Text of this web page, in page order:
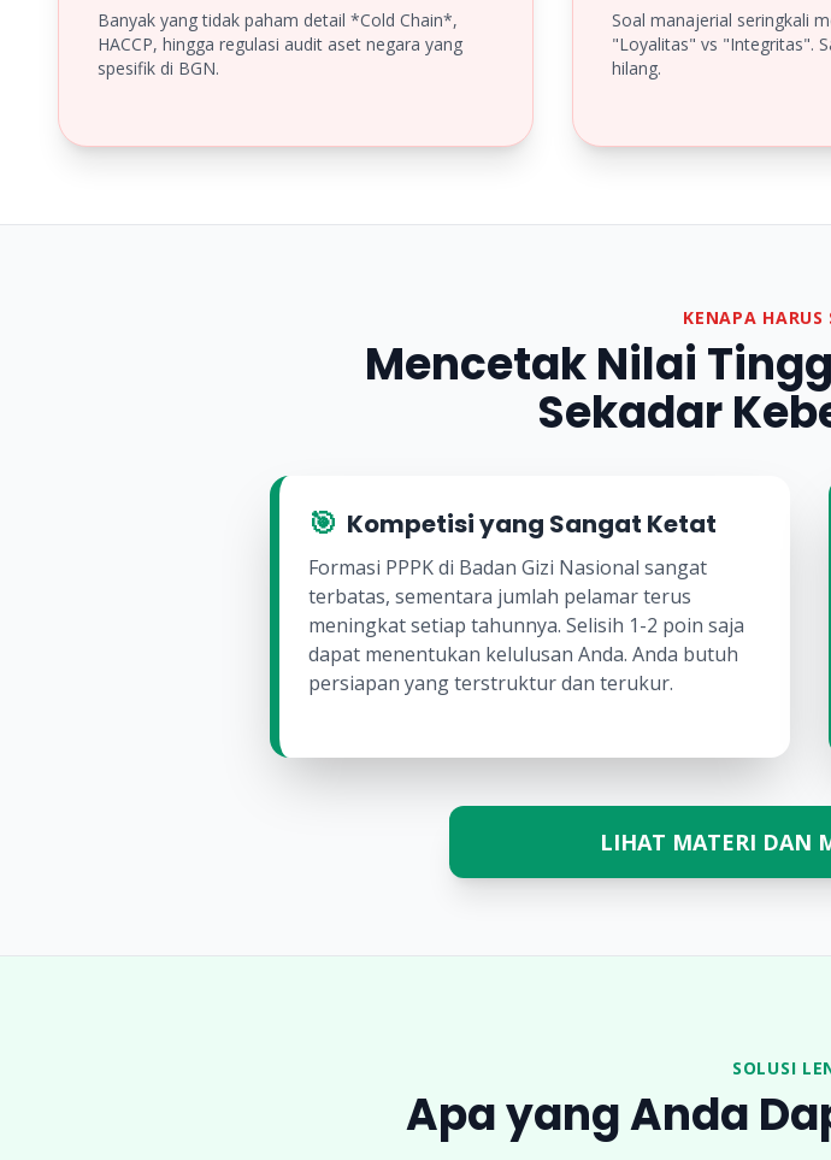
Banyak yang tidak paham detail *Cold Chain*,
HACCP, hingga regulasi audit aset negara yang
spesifik di BGN.
Soal manajerial seringkali
"Loyalitas" vs "Integritas".
hilang.
KENAPA HARUS
Mencetak Nilai
Sekadar
🎯 Kompetisi yang Sangat Ketat
Formasi PPPK di Badan Gizi Nasional sangat
terbatas, sementara jumlah pelamar terus
meningkat setiap tahunnya. Selisih 1-2 poin saja
dapat menentukan kelulusan Anda. Anda butuh
persiapan yang terstruktur dan terukur.
LIHAT MATERI DAN
SOLUSI
Apa yang Anda